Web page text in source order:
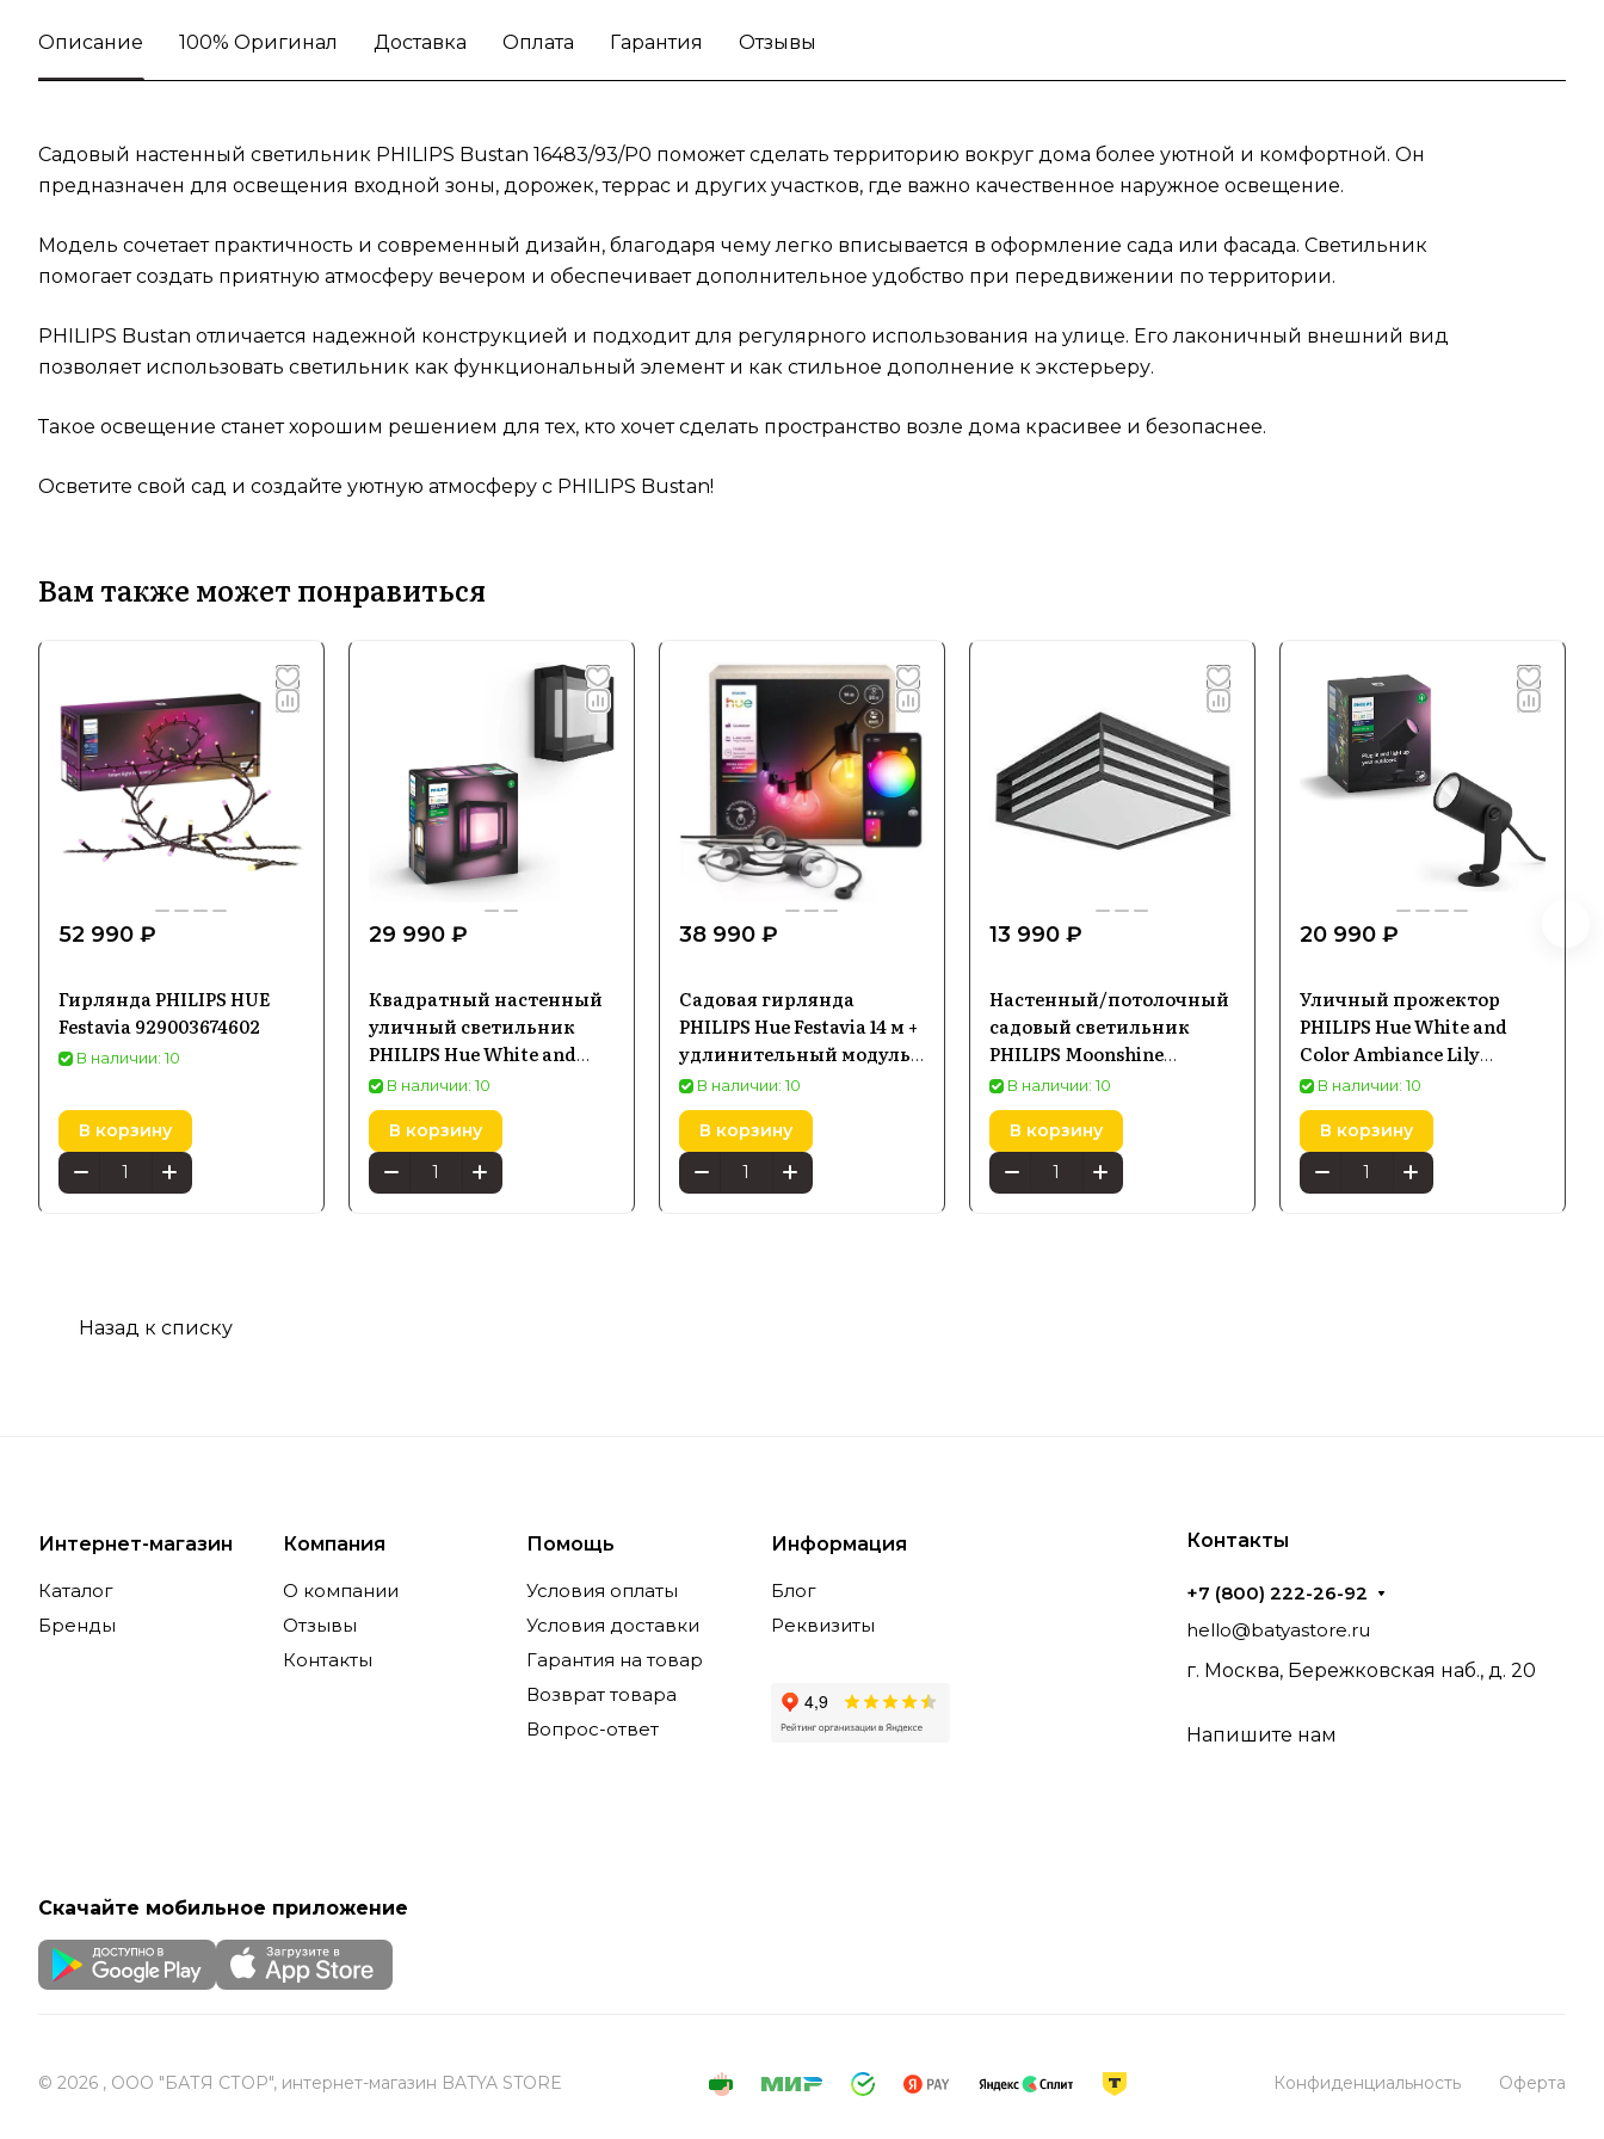
Описание 100% Оригинал Доставка Оплата Гарантия Отзывы
Садовый настенный светильник PHILIPS Bustan 16483/93/P0 поможет сделать территорию вокруг дома более уютной и комфортной. Он
предназначен для освещения входной зоны, дорожек, террас и других участков, где важно качественное наружное освещение.
Модель сочетает практичность и современный дизайн, благодаря чему легко вписывается в оформление сада или фасада. Светильник
помогает создать приятную атмосферу вечером и обеспечивает дополнительное удобство при передвижении по территории.
PHILIPS Bustan отличается надежной конструкцией и подходит для регулярного использования на улице. Его лаконичный внешний вид
позволяет использовать светильник как функциональный элемент и как стильное дополнение к экстерьеру.
Такое освещение станет хорошим решением для тех, кто хочет сделать пространство возле дома красивее и безопаснее.
Осветите свой сад и создайте уютную атмосферу с PHILIPS Bustan!
Вам также может понравиться
52 990 ₽
Гирлянда PHILIPS HUE
Festavia 929003674602
В наличии: 10
В корзину
29 990 ₽
Квадратный настенный
уличный светильник
PHILIPS Hue White and
Color Ambiance Econic
черный 1743830P7
В наличии: 10
В корзину
38 990 ₽
Садовая гирлянда
PHILIPS Hue Festavia 14 м +
удлинительный модуль
Bluetooth 929004581906
В наличии: 10
В корзину
13 990 ₽
Настенный/потолочный
садовый светильник
PHILIPS Moonshine
17350/93/Pn
В наличии: 10
В корзину
20 990 ₽
Уличный прожектор
PHILIPS Hue White and
Color Ambiance Lily
черный 1742830P7
В наличии: 10
В корзину
Назад к списку
Интернет-магазин
Каталог
Бренды
Компания
О компании
Отзывы
Контакты
Помощь
Условия оплаты
Условия доставки
Гарантия на товар
Возврат товара
Вопрос-ответ
Информация
Блог
Реквизиты
Контакты
+7 (800) 222-26-92
hello@batyastore.ru
г. Москва, Бережковская наб., д. 20
Напишите нам
Скачайте мобильное приложение
© 2026 , ООО "БАТЯ СТОР", интернет-магазин BATYA STORE Конфиденциальность Оферта